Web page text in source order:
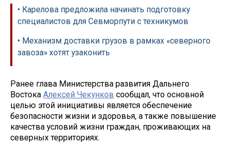
• Карелова предложила начинать подготовку
специалистов для Севморпути с техникумов
• Механизм доставки грузов в рамках «северного
завоза» хотят узаконить
Ранее глава Министерства развития Дальнего
Востока Алексей Чекунков сообщал, что основной
целью этой инициативы является обеспечение
безопасности жизни и здоровья, а также повышение
качества условий жизни граждан, проживающих на
северных территориях.